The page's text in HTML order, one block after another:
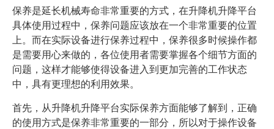
保养是延长机械寿命非常重要的方式，在升降机升降平台
具体使用过程中，保养问题应该放在一个非常重要的位置
上。而在实际设备进行保养过程中，保养很多时候操作都
是需要用心来做的，各位使用者需要掌握各个细节方面的
问题，这样才能够使得设备进入到更加完善的工作状态
中，具有更理想的利用效果。
首先，从升降机升降平台实际保养方面能够了解到，正确
的使用方式是保养非常重要的一部分，所以对于操作设备